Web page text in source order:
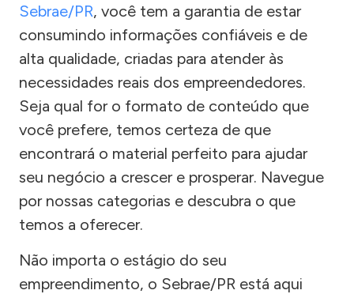
Sebrae/PR, você tem a garantia de estar
consumindo informações confiáveis e de
alta qualidade, criadas para atender às
necessidades reais dos empreendedores.
Seja qual for o formato de conteúdo que
você prefere, temos certeza de que
encontrará o material perfeito para ajudar
seu negócio a crescer e prosperar. Navegue
por nossas categorias e descubra o que
temos a oferecer.
Não importa o estágio do seu
empreendimento, o Sebrae/PR está aqui